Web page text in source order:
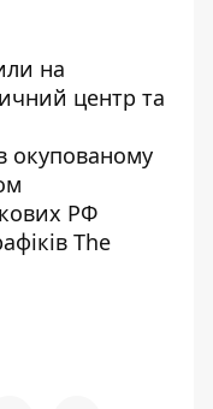
на
центр та
окупованому
РФ
The